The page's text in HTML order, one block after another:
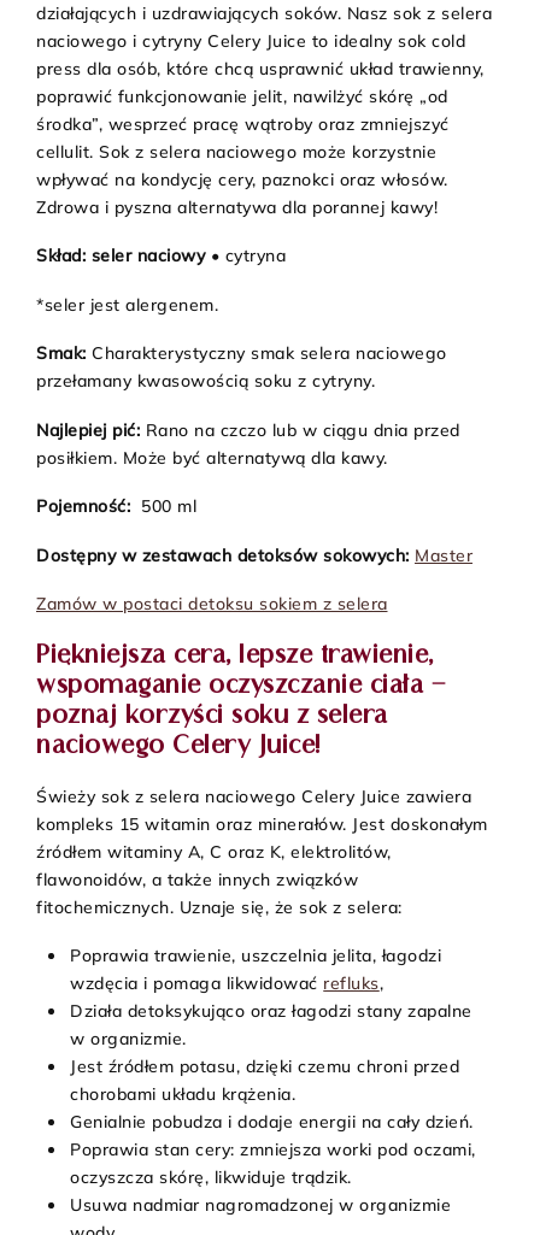
działających i uzdrawiających soków. Nasz sok z selera
naciowego i cytryny Celery Juice to idealny sok cold
press dla osób, które chcą usprawnić układ trawienny,
poprawić funkcjonowanie jelit, nawilżyć skórę „od
środka”, wesprzeć pracę wątroby oraz zmniejszyć
cellulit. Sok z selera naciowego może korzystnie
wpływać na kondycję cery, paznokci oraz włosów.
Zdrowa i pyszna alternatywa dla porannej kawy!
Skład: seler naciowy• cytryna
*seler jest alergenem.
Smak: Charakterystyczny smak selera naciowego
przełamany kwasowością soku z cytryny.
Najlepiej pić: Rano na czczo lub w ciągu dnia przed
posiłkiem. Może być alternatywą dla kawy.
Pojemność: 500 ml
Dostępny w zestawach detoksów sokowych: Master
Zamów w postaci detoksu sokiem z selera
Piękniejsza cera, lepsze trawienie,
wspomaganie oczyszczanie ciała –
poznaj korzyści soku z selera
naciowego Celery Juice!
Świeży sok z selera naciowego Celery Juice zawiera
kompleks 15 witamin oraz minerałów. Jest doskonałym
źródłem witaminy A, C oraz K, elektrolitów,
flawonoidów, a także innych związków
fitochemicznych. Uznaje się, że sok z selera:
Poprawia trawienie, uszczelnia jelita, łagodzi
wzdęcia i pomaga likwidować refluks,
Działa detoksykująco oraz łagodzi stany zapalne
w organizmie.
Jest źródłem potasu, dzięki czemu chroni przed
chorobami układu krążenia.
Genialnie pobudza i dodaje energii na cały dzień.
Poprawia stan cery: zmniejsza worki pod oczami,
oczyszcza skórę, likwiduje trądzik.
Usuwa nadmiar nagromadzonej w organizmie